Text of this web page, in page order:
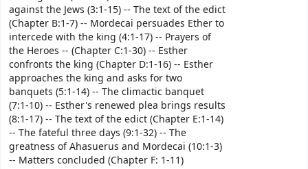
against the Jews (3:1-15) -- The text of the edict
(Chapter B:1-7) -- Mordecai persuades Ether to
intercede with the king (4:1-17) -- Prayers of
the Heroes -- (Chapter C:1-30) -- Esther
confronts the king (Chapter D:1-16) -- Esther
approaches the king and asks for two
banquets (5:1-14) -- The climactic banquet
(7:1-10) -- Esther's renewed plea brings results
(8:1-17) -- The text of the edict (Chapter E:1-14)
-- The fateful three days (9:1-32) -- The
greatness of Ahasuerus and Mordecai (10:1-3)
-- Matters concluded (Chapter F: 1-11)